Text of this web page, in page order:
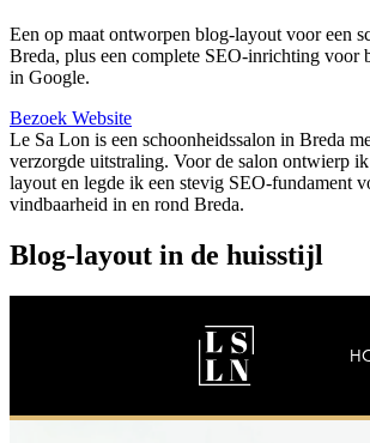
Een op maat ontworpen blog-layout voor een
Breda, plus een complete SEO-inrichting voor
in Google.
Bezoek Website
Le Sa Lon is een schoonheidssalon in Breda
verzorgde uitstraling. Voor de salon ontwierp ik
layout en legde ik een stevig SEO-fundament
vindbaarheid in en rond Breda.
Blog-layout in de huisstijl